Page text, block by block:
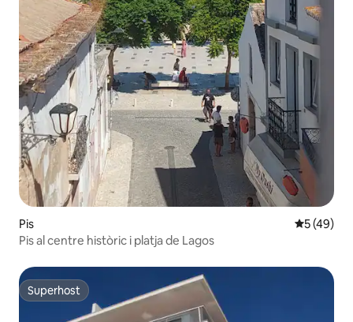
Pis 5 de
5 (49)
Pis al centre històric i platja de Lagos
Superhost
Superhost